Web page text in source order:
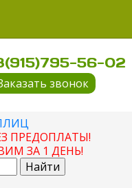
56-02
звонок
ПРЕДОПЛАТЫ!
ЗА 1 ДЕНЬ!